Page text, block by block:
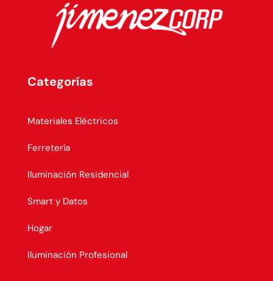
Categorías
Materiales Eléctricos
Ferretería
Iluminación Residencial
Smart y Datos
Hogar
Iluminación Profesional